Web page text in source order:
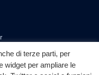
di terze parti, per
widget per ampliare le